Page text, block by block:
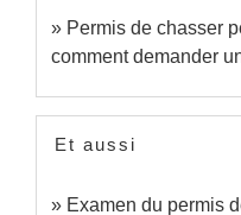
Permis de chasser
comment demander
Et aussi
Examen du permis